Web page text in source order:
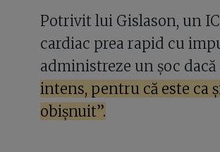
Potrivit lui Gislason, un
cardiac prea rapid cu
administreze un șoc
intens, pentru că este ca
obișnuit”.